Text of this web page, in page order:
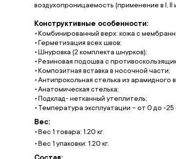
воздухопроницаемость (применение в I, II
Конструктивные особенности:
Комбинированный верх: кожа с
Герметизация всех швов;
Шнуровка (2 комплекта шнурков);
Резиновая подошва с
Композитная вставка в носочной части;
Антипрокольная стелька из арамидного
Анатомическая стелька;
Подклад- нетканный утеплитель;
Температура эксплуатации – от 0 до -25
Вес:
Вес 1 товара: 1.20 кг.
Вес 1 упаковки: 1.20 кг.